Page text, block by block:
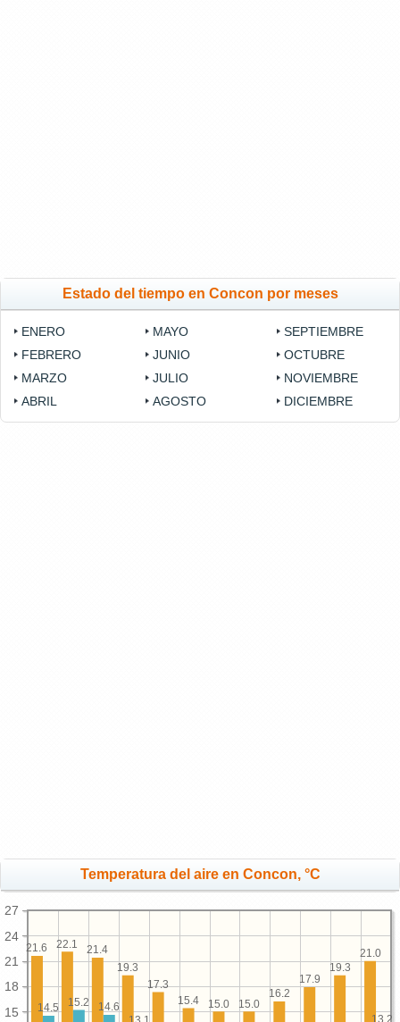
Estado del tiempo en Concon por meses
ENERO
FEBRERO
MARZO
ABRIL
MAYO
JUNIO
JULIO
AGOSTO
SEPTIEMBRE
OCTUBRE
NOVIEMBRE
DICIEMBRE
Temperatura del aire en Concon, °C
15
18
21
24
27
21.0
19.3
17.9
16.2
15.0
15.0
15.4
17.3
19.3
21.4
22.1
21.6
13.2
14.6
15.2
14.5